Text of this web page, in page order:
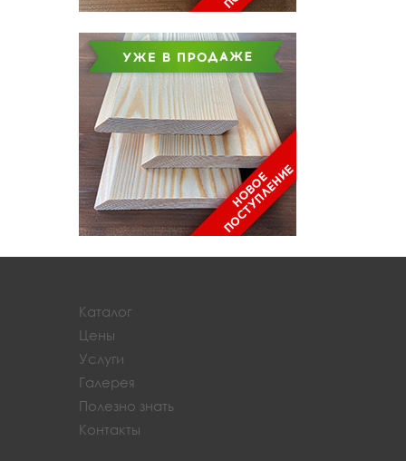
Каталог
Цены
Услуги
Галерея
Полезно знать
Контакты